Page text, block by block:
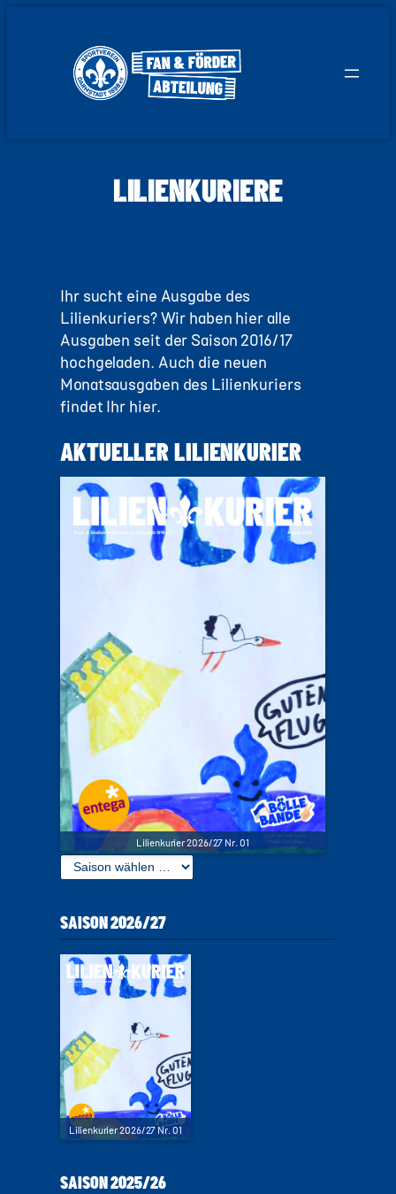
LILIENKURIERE
Ihr sucht eine Ausgabe des
Lilienkuriers? Wir haben hier alle
Ausgaben seit der Saison 2016/17
hochgeladen. Auch die neuen
Monatsausgaben des Lilienkuriers
findet Ihr hier.
AKTUELLER LILIENKURIER
Lilienkurier 2026/27 Nr. 01
SAISON 2026/27
Lilienkurier 2026/27 Nr. 01
SAISON 2025/26